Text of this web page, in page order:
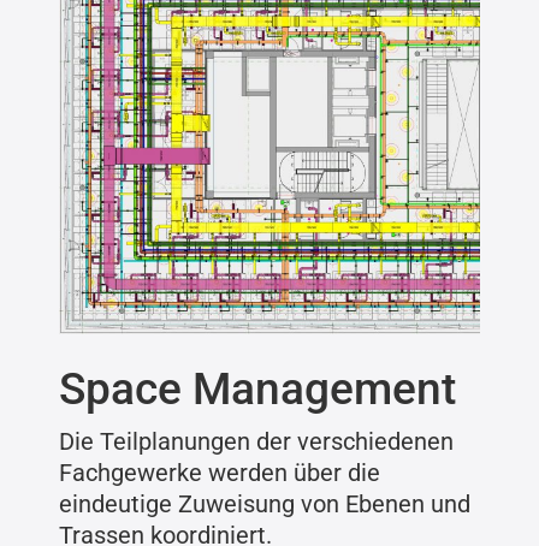
Space Management
Die Teilplanungen der verschiedenen
Fachgewerke werden über die
eindeutige Zuweisung von Ebenen und
Trassen koordiniert.